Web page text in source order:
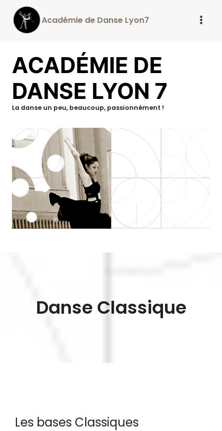
contenu
Académie de Danse Lyon7
ACADÉMIE DE
DANSE LYON 7
La danse un peu, beaucoup, passionnément !
Danse Classique
Les bases Classiques